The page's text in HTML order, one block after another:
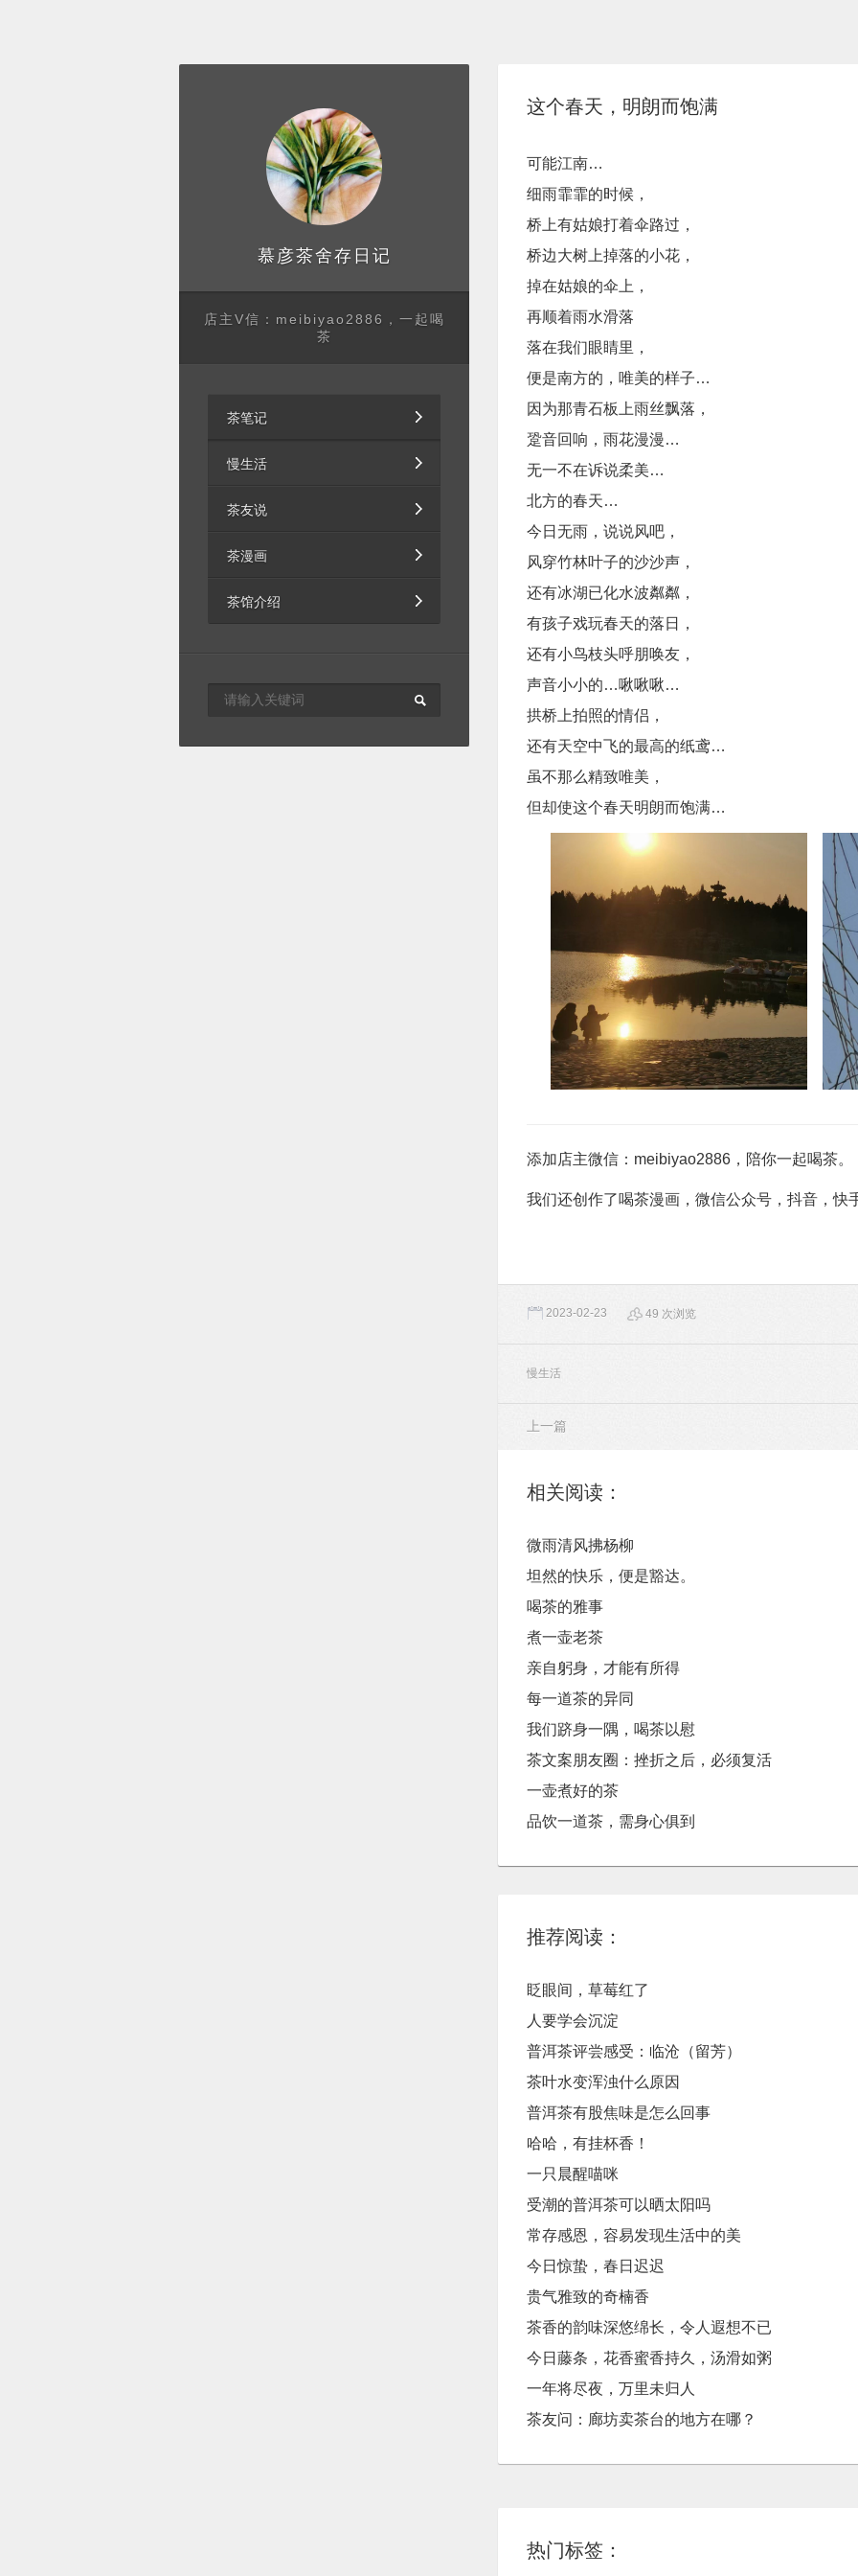
慕彦茶舍存日记
店主V信：meibiyao2886，一起喝
茶
茶笔记
慢生活
茶友说
茶漫画
茶馆介绍
这个春天，明朗而饱满
可能江南…
细雨霏霏的时候，
桥上有姑娘打着伞路过，
桥边大树上掉落的小花，
掉在姑娘的伞上，
再顺着雨水滑落
落在我们眼睛里，
便是南方的，唯美的样子…
因为那青石板上雨丝飘落，
跫音回响，雨花漫漫…
无一不在诉说柔美…
北方的春天…
今日无雨，说说风吧，
​风穿竹林叶子的沙沙声，
还有冰湖已化水波粼粼，
有​孩子戏玩春天的落日，
还有小鸟枝头呼朋唤友，
声音小小的…啾啾啾…
拱桥上拍照的情侣，
还有天空中飞的最高的​纸鸢…
虽​不那么精致唯美，
​但却使这个春天明朗而饱满…
添加店主微信：meibiyao2886，陪你一起喝茶。
我们还创作了喝茶漫画，微信公众号，抖音，快
2023-02-23 49 次浏览
慢生活
上一篇
相关阅读：
微雨清风拂杨柳
坦然的快乐，便是豁达。
喝茶的雅事
煮一壶老茶
亲自躬身，才能有所得
每一道茶的异同
我们跻身一隅，喝茶以慰
茶文案朋友圈：挫折之后，必须复活
一壶煮好的茶
品饮一道茶，需身心俱到
推荐阅读：
眨眼间，草莓红了
人要学会沉淀
普洱茶评尝感受：临沧（留芳）
茶叶水变浑浊什么原因
普洱茶有股焦味是怎么回事
哈哈，有挂杯香！
一只晨醒喵咪
受潮的普洱茶可以晒太阳吗
常存感恩，容易发现生活中的美
今日惊蛰，春日迟迟
贵气雅致的奇楠香
茶香的韵味深悠绵长，令人遐想不已
今日藤条，花香蜜香持久，汤滑如粥
一年将尽夜，万里未归人
茶友问：廊坊卖茶台的地方在哪？
热门标签：